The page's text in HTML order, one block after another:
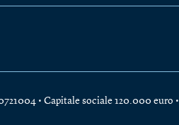
• Capitale sociale 120.000 euro •